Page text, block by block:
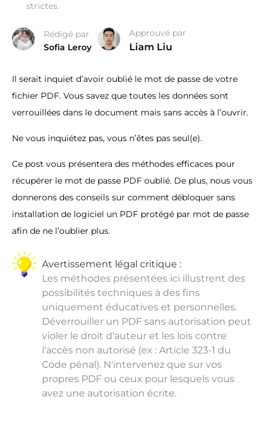
strictes.
Rédigé par
Sofia Leroy
Approuvé par
Liam Liu
Il serait inquiet d’avoir oublié le mot de passe de votre
fichier PDF. Vous savez que toutes les données sont
verrouillées dans le document mais sans accès à l’ouvrir.
Ne vous inquiétez pas, vous n’êtes pas seul(e).
Ce post vous présentera des méthodes efficaces pour
récupérer le mot de passe PDF oublié. De plus, nous vous
donnerons des conseils sur comment débloquer sans
installation de logiciel un PDF protégé par mot de passe
afin de ne l’oublier plus.
Avertissement légal critique :
Les méthodes présentées ici illustrent des
possibilités techniques à des fins
uniquement éducatives et personnelles.
Déverrouiller un PDF sans autorisation peut
violer le droit d'auteur et les lois contre
l'accès non autorisé (ex : Article 323-1 du
Code pénal). N'intervenez que sur vos
propres PDF ou ceux pour lesquels vous
avez une autorisation écrite.